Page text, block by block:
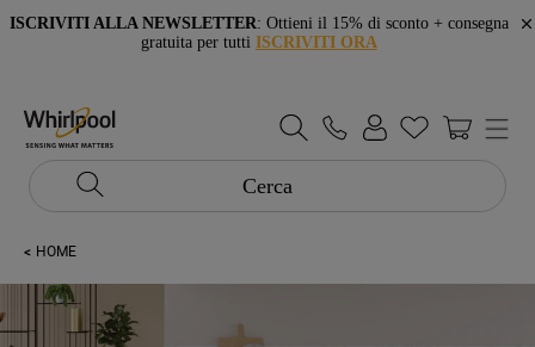
ISCRIVITI ALLA NEWSLETTER: Ottieni il 15% di sconto + consegna
gratuita per tutti ISCRIVITI ORA
Cerca
HOME